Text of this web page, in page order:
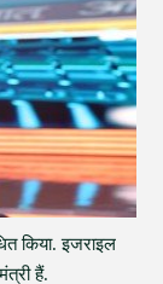
किया. इजराइल
हैं.